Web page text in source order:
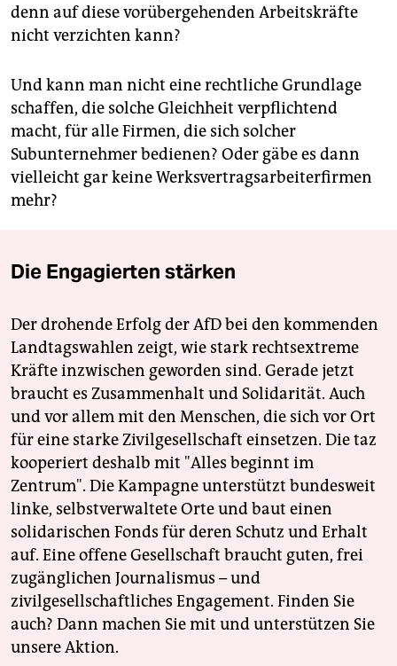
denn auf diese vorübergehenden Arbeitskräfte
nicht verzichten kann?
Und kann man nicht eine rechtliche Grundlage
schaffen, die solche Gleichheit verpflichtend
macht, für alle Firmen, die sich solcher
Subunternehmer bedienen? Oder gäbe es dann
vielleicht gar keine Werksvertragsarbeiterfirmen
mehr?
Die Engagierten stärken
Der drohende Erfolg der AfD bei den kommenden
Landtagswahlen zeigt, wie stark rechtsextreme
Kräfte inzwischen geworden sind. Gerade jetzt
braucht es Zusammenhalt und Solidarität. Auch
und vor allem mit den Menschen, die sich vor Ort
für eine starke Zivilgesellschaft einsetzen. Die taz
kooperiert deshalb mit "Alles beginnt im
Zentrum". Die Kampagne unterstützt bundesweit
linke, selbstverwaltete Orte und baut einen
solidarischen Fonds für deren Schutz und Erhalt
auf. Eine offene Gesellschaft braucht guten, frei
zugänglichen Journalismus – und
zivilgesellschaftliches Engagement. Finden Sie
auch? Dann machen Sie mit und unterstützen Sie
unsere Aktion.